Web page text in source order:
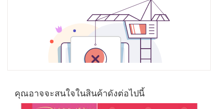
คุณอาจจะสนใจในสินค้าดังต่อไปนี้